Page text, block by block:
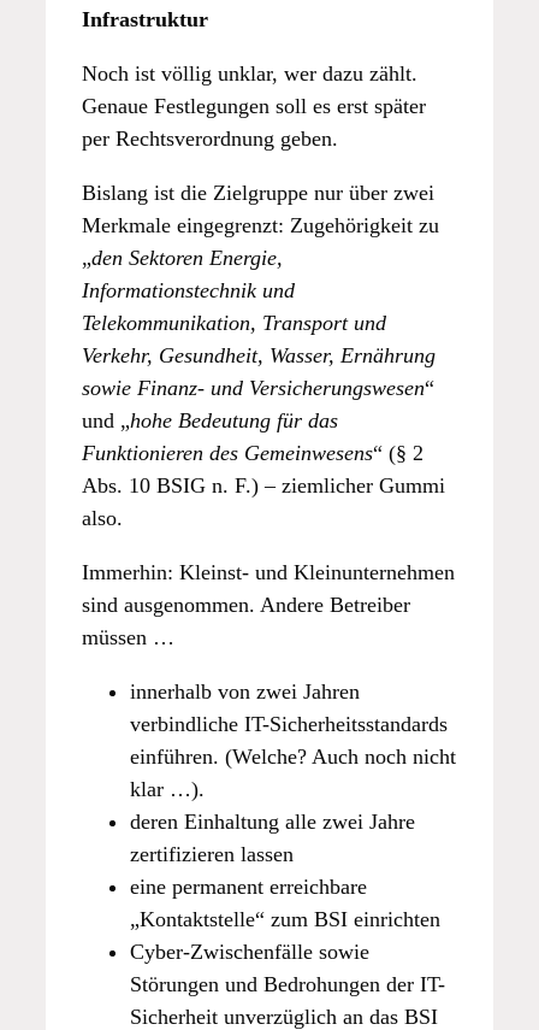
Infrastruktur
Noch ist völlig unklar, wer dazu zählt.
Genaue Festlegungen soll es erst später
per Rechtsverordnung geben.
Bislang ist die Zielgruppe nur über zwei
Merkmale eingegrenzt: Zugehörigkeit zu
„den Sektoren Energie,
Informationstechnik und
Telekommunikation, Transport und
Verkehr, Gesundheit, Wasser, Ernährung
sowie Finanz- und Versicherungswesen“
und „hohe Bedeutung für das
Funktionieren des Gemeinwesens“ (§ 2
Abs. 10 BSIG n. F.) – ziemlicher Gummi
also.
Immerhin: Kleinst- und Kleinunternehmen
sind ausgenommen. Andere Betreiber
müssen …
innerhalb von zwei Jahren
verbindliche IT-Sicherheitsstandards
einführen. (Welche? Auch noch nicht
klar …).
deren Einhaltung alle zwei Jahre
zertifizieren lassen
eine permanent erreichbare
„Kontaktstelle“ zum BSI einrichten
Cyber-Zwischenfälle sowie
Störungen und Bedrohungen der IT-
Sicherheit unverzüglich an das BSI